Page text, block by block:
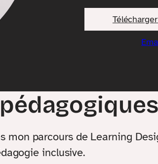
parcours de Learning
inclusive.